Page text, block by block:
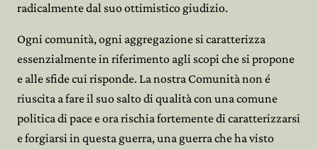
Mitmachen
radicalmente dal suo ottimistico giudizio.
Ogni comunità, ogni aggregazione si caratterizza
essenzialmente in riferimento agli scopi che si propone
e alle sfide cui risponde. La nostra Comunità non é
riuscita a fare il suo salto di qualità con una comune
politica di pace e ora rischia fortemente di caratterizzarsi
e forgiarsi in questa guerra, una guerra che ha visto